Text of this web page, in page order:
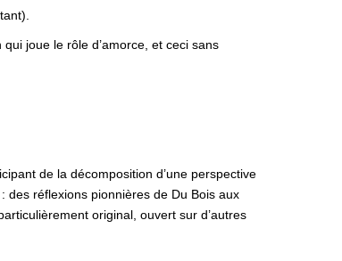
joue le rôle d’amorce, et ceci sans
de la décomposition d’une perspective
des réflexions pionnières de Du Bois aux
original, ouvert sur d’autres